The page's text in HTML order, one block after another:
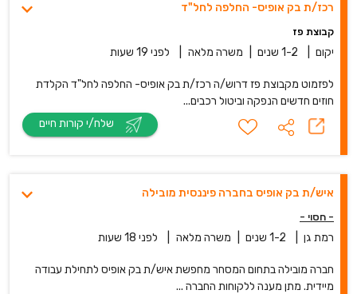
רכז/ת בק אופיס- החלפה לחל"ד
קבוצת פז
יקום 1-2 שנים משרה מלאה לפני 19 שעות
לפזמוט מקבוצת פז דרוש/ה רכז/ת בק אופיס- החלפה לחל"ד הקלדת
חוזים חדשים הנפקה וביטול רכבים...
איש/ת בק אופיס בחברה פיננסית מובילה
- חסוי -
רמת גן 1-2 שנים משרה מלאה לפני 18 שעות
חברה מובילה בתחום המסחר מחפשת איש/ת בק אופיס לתחילת עבודה
מיידית. מתן מענה ללקוחות החברה ...